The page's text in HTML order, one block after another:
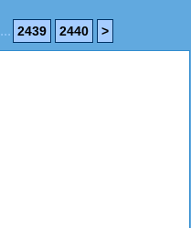
... 2439 2440 >